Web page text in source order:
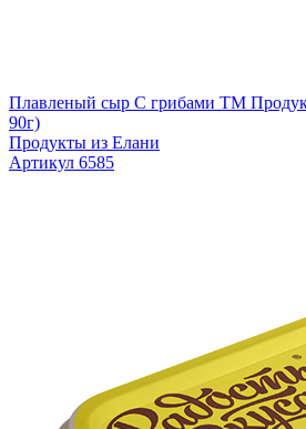
Плавленый сыр С грибами TM
90г)
Продукты из Елани
Артикул 6585